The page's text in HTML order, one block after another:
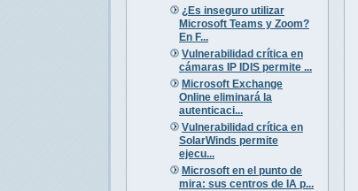
¿Es inseguro utilizar
Microsoft Teams y Zoom?
En F...
Vulnerabilidad crítica en
cámaras IP IDIS permite ...
Microsoft Exchange
Online eliminará la
autenticaci...
Vulnerabilidad crítica en
SolarWinds permite
ejecu...
Microsoft en el punto de
mira: sus centros de IA p...